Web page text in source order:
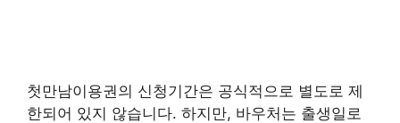
첫만남이용권의 신청기간은 공식적으로 별도로 제
한되어 있지 않습니다. 하지만, 바우처는 출생일로